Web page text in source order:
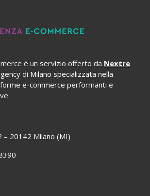
è un servizio offerto da Nextre
di Milano specializzata nella
e-commerce performanti e
– 20142 Milano (MI)